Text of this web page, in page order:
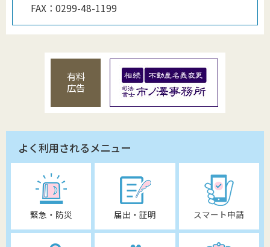
FAX： 0299-48-1199
有料
広告
よく利用されるメニュー
緊急・防災 届出・証明 スマート申請